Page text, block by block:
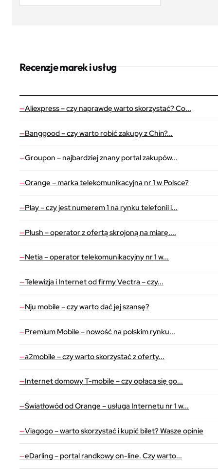
Recenzje marek i usług
Aliexpress – czy naprawdę warto skorzystać? Co...
Banggood – czy warto robić zakupy z Chin?...
Groupon – najbardziej znany portal zakupów...
Orange – marka telekomunikacyjna nr 1 w Polsce?
Play – czy jest numerem 1 na rynku telefonii i...
Plush – operator z ofertą skrojoną na miarę....
Netia – operator telekomunikacyjny nr 1 w...
Telewizja i Internet od firmy Vectra – czy...
Nju mobile – czy warto dać jej szansę?
Premium Mobile – nowość na polskim rynku...
a2mobile – czy warto skorzystać z oferty...
Internet domowy T-mobile – czy opłaca się go...
Światłowód od Orange – usługa Internetu nr 1 w...
Viagogo – warto skorzystać i kupić bilet? Wasze opinie
eDarling – portal randkowy on-line. Czy warto...